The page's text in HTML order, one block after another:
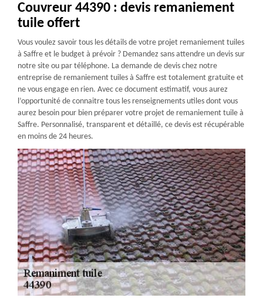
Couvreur 44390 : devis remaniement
tuile offert
Vous voulez savoir tous les détails de votre projet remaniement tuiles
à Saffre et le budget à prévoir ? Demandez sans attendre un devis sur
notre site ou par téléphone. La demande de devis chez notre
entreprise de remaniement tuiles à Saffre est totalement gratuite et
ne vous engage en rien. Avec ce document estimatif, vous aurez
l’opportunité de connaitre tous les renseignements utiles dont vous
aurez besoin pour bien préparer votre projet de remaniement tuile à
Saffre. Personnalisé, transparent et détaillé, ce devis est récupérable
en moins de 24 heures.